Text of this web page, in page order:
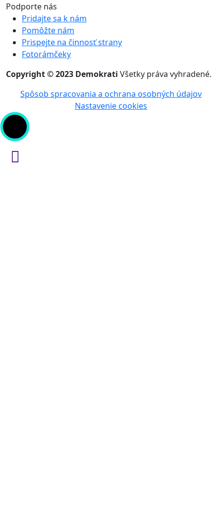
Podporte nás
Pridajte sa k nám
Pomôžte nám
Prispejte na činnosť strany
Fotorámčeky
Copyright © 2023 Demokrati Všetky práva vyhradené.
Spôsob spracovania a ochrana osobných údajov
Nastavenie cookies